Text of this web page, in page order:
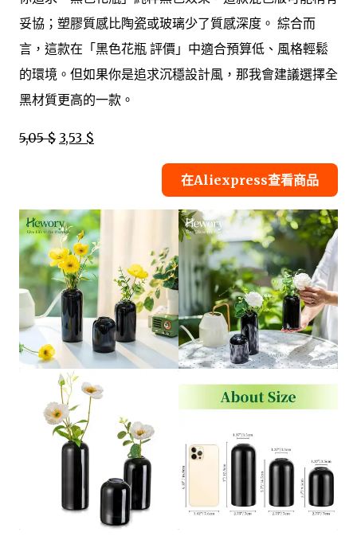
妥協；塑膠質感比陶瓷或玻璃少了質感深度。 綜合而
言，這款在「黑色花瓶 評價」中適合預算低、風格輕鬆
的環境。但如果你是追求沉穩設計風，那我會建議選擇全
黑材質更高的一款。
5,05 $ 3,53 $
在Aliexpress查看商品